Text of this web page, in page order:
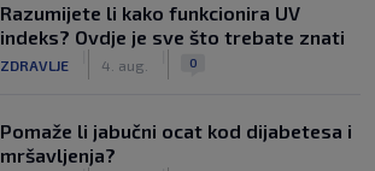
Razumijete li kako funkcionira UV
indeks? Ovdje je sve što trebate znati
ZDRAVLJE 4. aug. 0
Pomaže li jabučni ocat kod dijabetesa i
mršavljenja?